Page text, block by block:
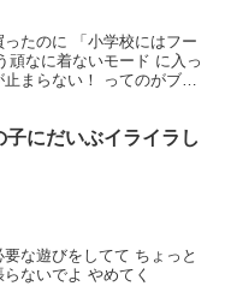
たのに 「小学校にはフー
頑なに着ないモード に入っ
まらない！ ってのがブロ
子にだいぶイライラし
な遊びをしてて ちょっと
ないでよ やめてく